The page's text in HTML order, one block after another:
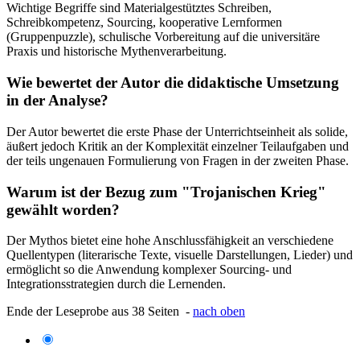
Wichtige Begriffe sind Materialgestütztes Schreiben,
Schreibkompetenz, Sourcing, kooperative Lernformen
(Gruppenpuzzle), schulische Vorbereitung auf die universitäre
Praxis und historische Mythenverarbeitung.
Wie bewertet der Autor die didaktische Umsetzung
in der Analyse?
Der Autor bewertet die erste Phase der Unterrichtseinheit als solide,
äußert jedoch Kritik an der Komplexität einzelner Teilaufgaben und
der teils ungenauen Formulierung von Fragen in der zweiten Phase.
Warum ist der Bezug zum "Trojanischen Krieg"
gewählt worden?
Der Mythos bietet eine hohe Anschlussfähigkeit an verschiedene
Quellentypen (literarische Texte, visuelle Darstellungen, Lieder) und
ermöglicht so die Anwendung komplexer Sourcing- und
Integrationsstrategien durch die Lernenden.
Ende der Leseprobe aus 38 Seiten - nach oben